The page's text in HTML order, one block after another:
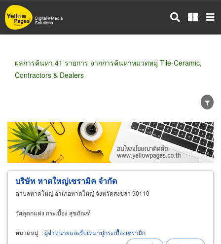
ข้าม
ไป
ผลการค้นหา 41 รายการ จากการค้นหาหมวดหมู่ Tile-Ceramic,
Contractors & Dealers
ขายส่ง ขายปลีก ผู้ผลิต
ตัวแทนจัดจำหน่าย
ผู้ส่งออก/นำเข้า
ธุรกิจบริการ
บริษัท หาดใหญ่เซรามิค จำกัด
ตำบลหาดใหญ่ อำเภอหาดใหญ่ จังหวัดสงขลา 90110
วัสดุตกแต่ง กระเบื้อง สุขภัณฑ์
หมวดหมู่ :ผู้จำหน่ายและรับเหมาปูกระเบื้องเซรามิก